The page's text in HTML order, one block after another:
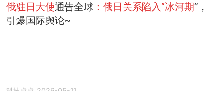
俄驻日大使通告全球 ：俄日关系陷入“冰河期”，
引爆国际舆论~